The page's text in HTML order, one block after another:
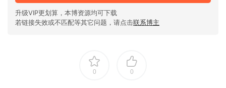
升级VIP更划算，本博资源均可下载
若链接失效或不匹配等其它问题，请点击联系博主
0 0